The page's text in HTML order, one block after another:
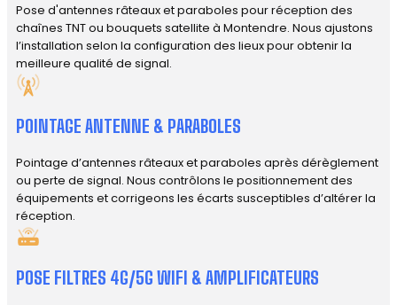
Pose d'antennes râteaux et paraboles pour réception des
chaînes TNT ou bouquets satellite à Montendre. Nous ajustons
l’installation selon la configuration des lieux pour obtenir la
meilleure qualité de signal.
POINTAGE ANTENNE & PARABOLES
Pointage d’antennes râteaux et paraboles après dérèglement
ou perte de signal. Nous contrôlons le positionnement des
équipements et corrigeons les écarts susceptibles d’altérer la
réception.
POSE FILTRES 4G/5G WIFI & AMPLIFICATEURS